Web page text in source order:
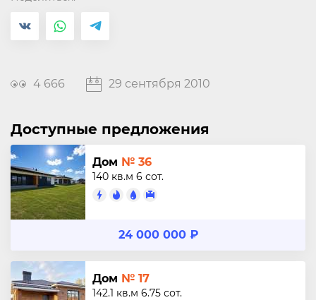
4 666 29 сентября 2010
Доступные предложения
Дом № 36
140 кв.м 6 сот.
24 000 000 ₽
Дом № 17
142.1 кв.м 6.75 сот.